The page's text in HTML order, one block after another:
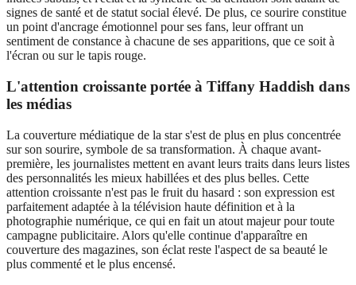
signes de santé et de statut social élevé. De plus, ce sourire constitue
un point d'ancrage émotionnel pour ses fans, leur offrant un
sentiment de constance à chacune de ses apparitions, que ce soit à
l'écran ou sur le tapis rouge.
L'attention croissante portée à Tiffany Haddish dans
les médias
La couverture médiatique de la star s'est de plus en plus concentrée
sur son sourire, symbole de sa transformation. À chaque avant-
première, les journalistes mettent en avant leurs traits dans leurs listes
des personnalités les mieux habillées et des plus belles. Cette
attention croissante n'est pas le fruit du hasard : son expression est
parfaitement adaptée à la télévision haute définition et à la
photographie numérique, ce qui en fait un atout majeur pour toute
campagne publicitaire. Alors qu'elle continue d'apparaître en
couverture des magazines, son éclat reste l'aspect de sa beauté le
plus commenté et le plus encensé.